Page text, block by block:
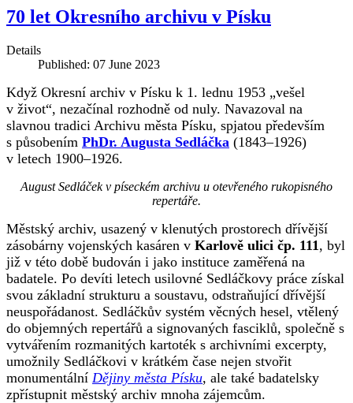
70 let Okresního archivu v Písku
Details
Published: 07 June 2023
Když Okresní archiv v Písku k 1. lednu 1953 „vešel
v život“, nezačínal rozhodně od nuly. Navazoval na
slavnou tradici Archivu města Písku, spjatou především
s působením PhDr. Augusta Sedláčka (1843–1926)
v letech 1900–1926.
August Sedláček v píseckém archivu u otevřeného rukopisného
repertáře.
Městský archiv, usazený v klenutých prostorech dřívější
zásobárny vojenských kasáren v Karlově ulici čp. 111 , byl
již v této době budován i jako instituce zaměřená na
badatele. Po devíti letech usilovné Sedláčkovy práce získal
svou základní strukturu a soustavu, odstraňující dřívější
neuspořádanost. Sedláčkův systém věcných hesel, vtělený
do objemných repertářů a signovaných fasciklů, společně s
vytvářením rozmanitých kartoték s archivními excerpty,
umožnily Sedláčkovi v krátkém čase nejen stvořit
monumentální Dějiny města Písku, ale také badatelsky
zpřístupnit městský archiv mnoha zájemcům.